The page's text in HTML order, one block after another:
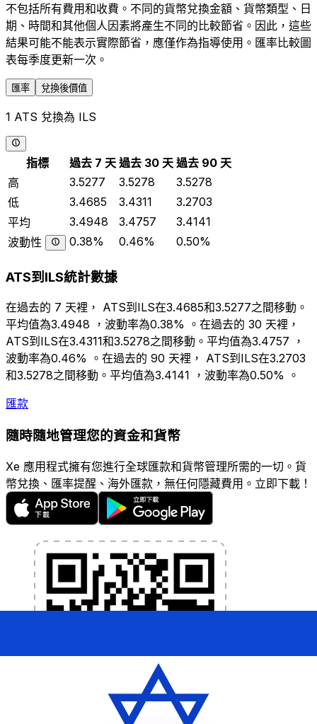
不包括所有費用和收費。不同的貨幣兌換金額、貨幣類型、日
期、時間和其他個人因素將產生不同的比較節省。因此，這些
結果可能不能表示實際節省，應僅作為指導使用。匯率比較圖
表每季度更新一次。
匯率 兌換後價值
1 ATS 兌換為 ILS
指標 過去 7 天 過去 30 天 過去 90 天
高
3.5277 3.5278
3.5278
低
3.4685 3.4311
3.2703
平均
3.4948 3.4757
3.4141
波動性
0.38% 0.46% 0.50%
ATS到ILS統計數據
在過去的 7 天裡， ATS到ILS在3.4685和3.5277之間移動。
平均值為3.4948 ，波動率為0.38% 。在過去的 30 天裡，
ATS到ILS在3.4311和3.5278之間移動。平均值為3.4757 ，
波動率為0.46% 。在過去的 90 天裡， ATS到ILS在3.2703
和3.5278之間移動。平均值為3.4141 ，波動率為0.50% 。
匯款
隨時隨地管理您的資金和貨幣
Xe 應用程式擁有您進行全球匯款和貨幣管理所需的一切。貨
幣兌換、匯率提醒、海外匯款，無任何隱藏費用。立即下載！